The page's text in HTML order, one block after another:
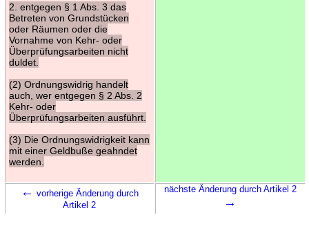
2. entgegen § 1 Abs. 3 das
Betreten von Grundstücken
oder Räumen oder die
Vornahme von Kehr- oder
Überprüfungsarbeiten nicht
duldet.
(2) Ordnungswidrig handelt
auch, wer entgegen § 2 Abs. 2
Kehr- oder
Überprüfungsarbeiten ausführt.
(3) Die Ordnungswidrigkeit kann
mit einer Geldbuße geahndet
werden.
← vorherige Änderung durch
Artikel 2
nächste Änderung durch Artikel 2
→